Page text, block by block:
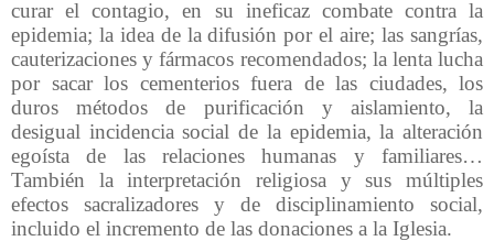
curar el contagio, en su ineficaz combate contra la
epidemia; la idea de la difusión por el aire; las sangrías,
cauterizaciones y fármacos recomendados; la lenta lucha
por sacar los cementerios fuera de las ciudades, los
duros métodos de purificación y aislamiento, la
desigual incidencia social de la epidemia, la alteración
egoísta de las relaciones humanas y familiares…
También la interpretación religiosa y sus múltiples
efectos sacralizadores y de disciplinamiento social,
incluido el incremento de las donaciones a la Iglesia.